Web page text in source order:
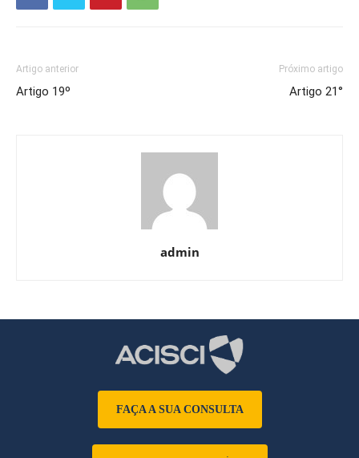
Artigo anterior
Artigo 19º
Próximo artigo
Artigo 21°
admin
FAÇA A SUA CONSULTA